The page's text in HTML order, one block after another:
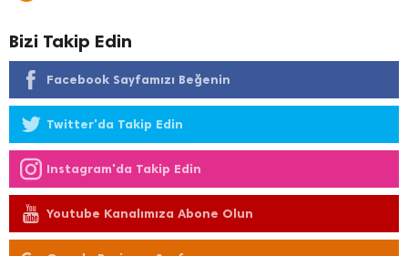
Bizi Takip Edin
Facebook Sayfamızı Beğenin
Twitter'da Takip Edin
Instagram'da Takip Edin
Youtube Kanalımıza Abone Olun